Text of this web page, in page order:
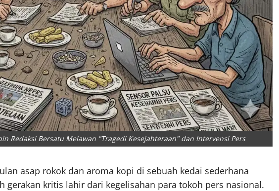
Redaksi Bersatu Melawan "Tragedi Kesejahteraan" dan Intervensi Pers
asap rokok dan aroma kopi di sebuah kedai sederhana
gerakan kritis lahir dari kegelisahan para tokoh pers nasional.